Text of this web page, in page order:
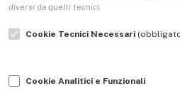
L’Associazione
Indirizzo Socio Politico Culturale
Guida per le autrici e gli autori
diversi da quelli tecnici.
Cookie Tecnici Necessari
Cookie Analitici e Funzionali